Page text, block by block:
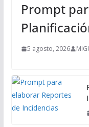
Prompt
5 agosto, 2026